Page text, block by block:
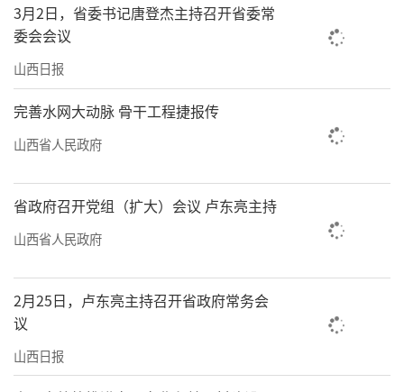
3月2日，省委书记唐登杰主持召开省委常
委会会议
山西日报
完善水网大动脉 骨干工程捷报传
山西省人民政府
省政府召开党组（扩大）会议 卢东亮主持
山西省人民政府
2月25日，卢东亮主持召开省政府常务会
议
山西日报